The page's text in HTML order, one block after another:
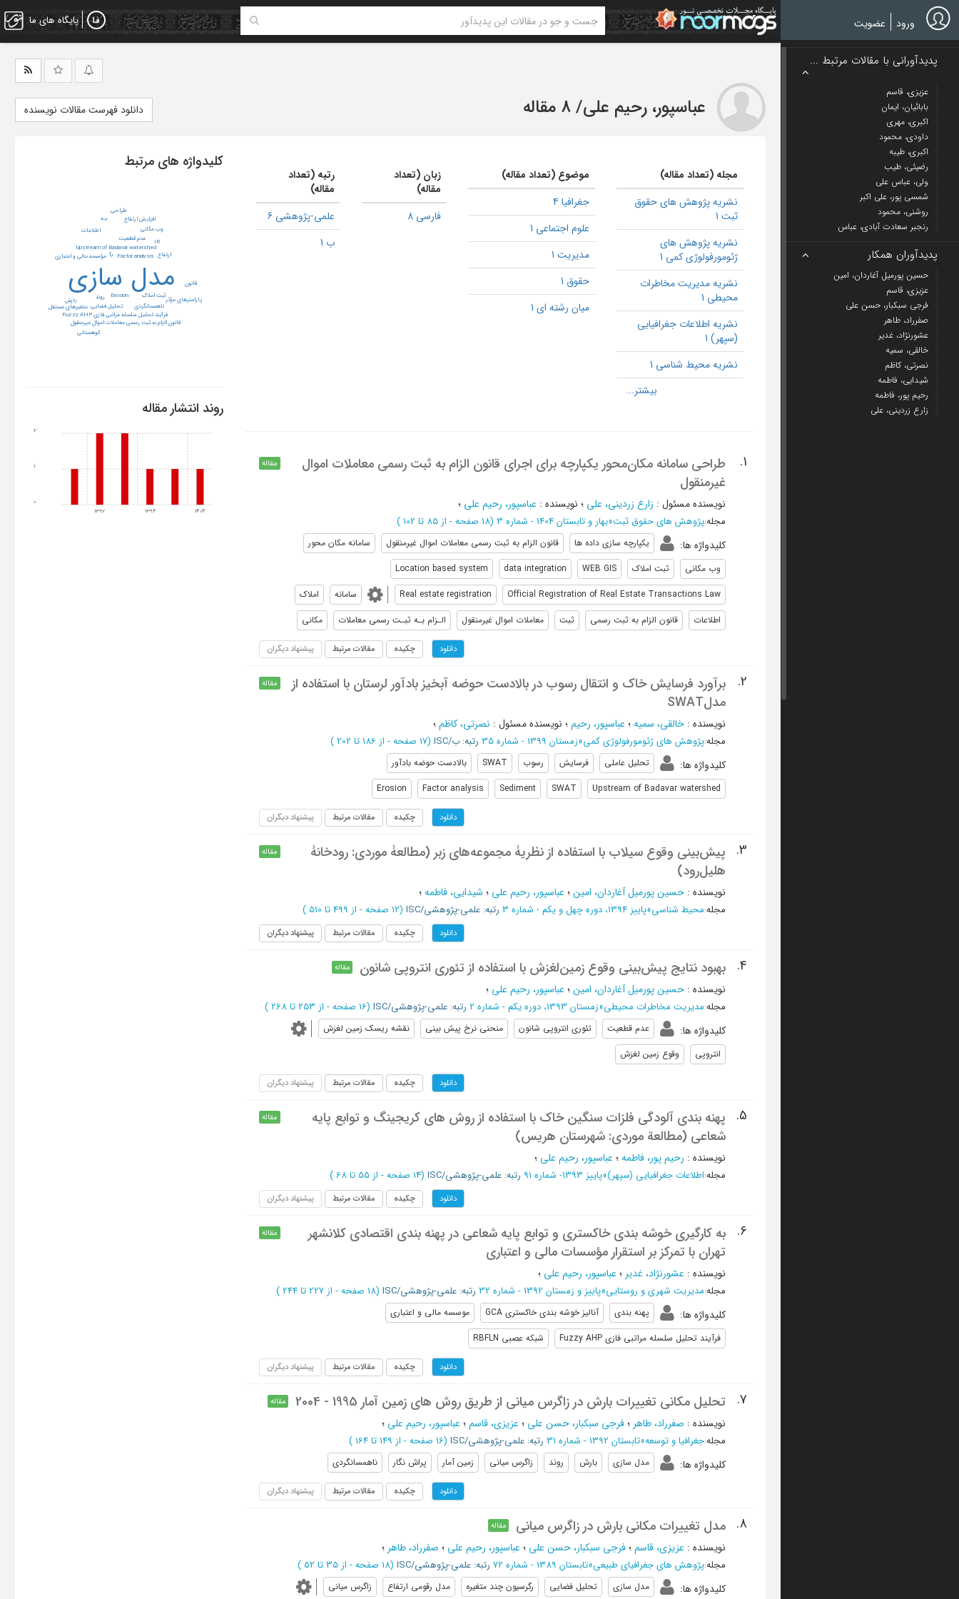
Skip
to
main
پایگاه های ما ورود عضویت
پدیدآورانی با مقالات مرتبط ...
عزیزی، قاسم
بابائیان، ایمان
اکبری، مهری
داودی، محمود
اکبری، طیبه
رضیئی، طیب
ولی، عباس علی
شمسی پور، علی اکبر
روشنی، محمود
رنجبر سعادت آبادی، عباس
پدیدآوران همکار
حسین پورمیل آغاردان، امین
عزیزی، قاسم
فرجی سبکبار، حسن علی
صفرراد، طاهر
عشورنژاد، غدیر
خالقی، سمیه
نصرتی، کاظم
شیدایی، فاطمه
رحیم پور، فاطمه
زارع زردینی، علی
عباسپور، رحیم علی/8 مقاله دانلود فهرست مقالات نویسنده
مجله (تعداد مقاله)
نشریه پژوهش های حقوق
ثبت 1
نشریه پژوهش های
ژئومورفولوژی کمی 1
نشریه مدیریت مخاطرات
محیطی 1
نشریه اطلاعات جغرافیایی
(سپهر) 1
نشریه محیط شناسی 1
موضوع (تعداد مقاله)
جغرافیا 4
علوم اجتماعی 1
مدیریت 1
حقوق 1
میان رشته ای 1
زبان (تعداد
مقاله)
فارسی 8
رتبه (تعداد
مقاله)
علمی-پژوهشی 6
ب 1
1.
طراحی سامانه مکان‌محور یکپارچه برای اجرای قانون الزام به ثبت رسمی معاملات اموال
غیرمنقول
مقاله
نویسنده مسئول : زارع زردینی، علی ؛ نویسنده : عباسپور، رحیم علی ؛
مجله:پژوهش های حقوق ثبت»بهار و تابستان 1404 - شماره 3 (‎18 صفحه - از 85 تا 102 )
کلیدواژه ها: یکپارچه سازی داده ها قانون الزام به ثبت رسمی معاملات اموال غیرمنقول
سامانه مکان محور
وب مکانی
ثبت املاک WEB GIS
data integration
Location based system
Official Registration of Real Estate Transactions Law
Real estate registration سامانه
املاک
اطلاعات
قانون الزام به ثبت رسمی ثبت معاملات اموال غیرمنقول الـزام بـه ثبـت رسمی معاملات مکانی
دانلود چکیده مقالات مرتبط پیشنهاد دیگران
2.
برآورد فرسایش خاک و انتقال رسوب در بالادست حوضه آبخیز بادآور لرستان با استفاده از
مدلSWAT
مقاله
نویسنده : خالقی، سمیه؛ عباسپور، رحیم؛ نویسنده مسئول : نصرتی، کاظم؛
مجله:پژوهش های ژئومورفولوژی کمی»زمستان 1399 - شماره 35 رتبه: ب/ISC (‎17 صفحه - از 186 تا 202 )
کلیدواژه ها: تحلیل عاملی فرسایش رسوب SWAT
بالادست حوضه بادآور
Upstream of Badavar watershed
SWAT
Sediment
Factor analysis
Erosion
دانلود چکیده مقالات مرتبط پیشنهاد دیگران
3.
پیش‌بینی وقوع سیلاب با استفاده از نظریۀ مجموعه‌های زبر (مطالعۀ موردی: رودخانۀ
هلیل‌رود)
مقاله
نویسنده : حسین پورمیل آغاردان، امین؛ عباسپور، رحیم علی ؛ شیدایی، فاطمه؛
مجله:محیط شناسی»پاییز 1394، دوره چهل و یکم - شماره 3 رتبه: علمی-پژوهشی/ISC (‎12 صفحه - از 499 تا 510 )
دانلود چکیده مقالات مرتبط پیشنهاد دیگران
4. بهبود نتایج پیش‌بینی وقوع زمین‌لغزش با استفاده از تئوری انتروپی شانون مقاله
نویسنده : حسین پورمیل آغاردان، امین؛ عباسپور، رحیم علی ؛
مجله:مدیریت مخاطرات محیطی»زمستان 1393، دوره یکم - شماره 2 رتبه: علمی-پژوهشی/ISC (‎16 صفحه - از 253 تا 268 )
کلیدواژه ها: عدم قطعیت تئوری انتروپی شانون منحنی نرخ پیش بینی
نقشه ریسک زمین لغزش
انتروپی
وقوع زمین لغزش
دانلود چکیده مقالات مرتبط پیشنهاد دیگران
5.
پهنه بندی آلودگی فلزات سنگین خاک با استفاده از روش های کریجینگ و توابع پایه
شعاعی (مطالعة موردی: شهرستان هریس)
مقاله
نویسنده : رحیم پور، فاطمه؛ عباسپور، رحیم علی ؛
مجله:اطلاعات جغرافیایی (سپهر)»پاییز 1393- شماره 91 رتبه: علمی-پژوهشی/ISC (‎14 صفحه - از 55 تا 68 )
دانلود چکیده مقالات مرتبط پیشنهاد دیگران
6.
به کارگیری خوشه بندی خاکستری و توابع پایه شعاعی در پهنه بندی اقتصادی کلانشهر
تهران با تمرکز بر استقرار مؤسسات مالی و اعتباری
مقاله
نویسنده : عشورنژاد، غدیر ؛ عباسپور، رحیم علی ؛
مجله:مدیریت شهری و روستایی»پاییز و زمستان 1392 - شماره 32 رتبه: علمی-پژوهشی/ISC (‎18 صفحه - از 227 تا 244 )
کلیدواژه ها: پهنه بندی آنالیز خوشه بندی خاکستری GCA
موسسه مالی و اعتباری
فرآیند تحلیل سلسله مراتبی فازی Fuzzy AHP
شبکه عصبی RBFLN
دانلود چکیده مقالات مرتبط پیشنهاد دیگران
7. تحلیل مکانی تغییرات بارش در زاگرس میانی از طریق روش های زمین آمار 1995 - 2004 مقاله
نویسنده : صفرراد، طاهر ؛فرجی سبکبار، حسن علی ؛ عزیزی، قاسم؛ عباسپور، رحیم علی ؛
مجله:جغرافیا و توسعه»تابستان 1392 - شماره 31 رتبه: علمی-پژوهشی/ISC (‎16 صفحه - از 149 تا 164 )
کلیدواژه ها: مدل سازی بارش روند زاگرس میانی زمین آمار پراش نگار ناهمسانگردی
دانلود چکیده مقالات مرتبط پیشنهاد دیگران
8. مدل تغییرات مکانی بارش در زاگرس میانی مقاله
نویسنده : عزیزی، قاسم؛فرجی سبکبار، حسن علی ؛ عباسپور، رحیم علی ؛ صفرراد، طاهر ؛
مجله:پژوهش های جغرافیای طبیعی»تابستان 1389 - شماره 72 رتبه: علمی-پژوهشی/ISC (‎18 صفحه - از 35 تا 52 )
کلیدواژه ها: مدل سازی تحلیل فضایی رگرسیون چند متغیره مدل رقومی ارتفاع زاگرس میانی
کلیدواژه های مرتبط
مدل سازی
Erosion
Factor analysis
Upstream of Badavar watershed
تحلیل فضایی
ثبت املاک روند
عدم قطعیت
فرآیند تحلیل سلسله مراتبی فازی Fuzzy AHP
قانون الزام به ثبت رسمی معاملات اموال غیرمنقول
مؤسسه مالی و اعتباری
ناهمسانگردی
وب مکانی
IR
ارتفاع
اطلاعات
افزایش ارتفاع
بآ
بارش
بـه
پارامترهای مؤثر
طراحی
قانون
متغیرهای مستقل
کوهستانی
روند انتشار مقاله
1392 1394 1404
0
1
2